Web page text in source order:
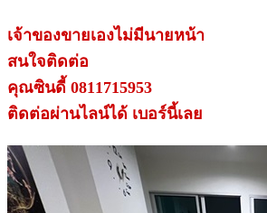
เจ้าของขายเองไม่มีนายหน้า
สนใจติดต่อ
คุณซินดี้ 0811715953
ติดต่อผ่านไลน์ได้ เบอร์นี้เลย